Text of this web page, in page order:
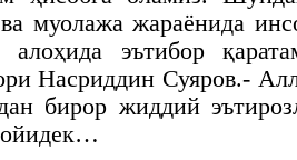
муолажа жараёнида
алоҳида эътибор
Насриддин Суяров.-
бирор жиддий